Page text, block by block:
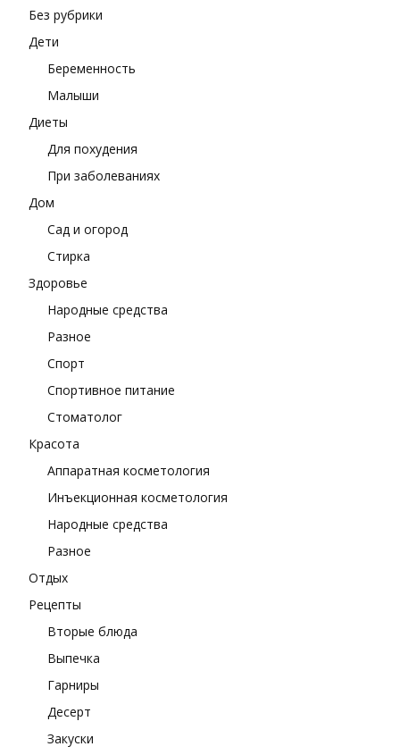
Без рубрики
Дети
Беременность
Малыши
Диеты
Для похудения
При заболеваниях
Дом
Сад и огород
Стирка
Здоровье
Народные средства
Разное
Спорт
Спортивное питание
Стоматолог
Красота
Аппаратная косметология
Инъекционная косметология
Народные средства
Разное
Отдых
Рецепты
Вторые блюда
Выпечка
Гарниры
Десерт
Закуски